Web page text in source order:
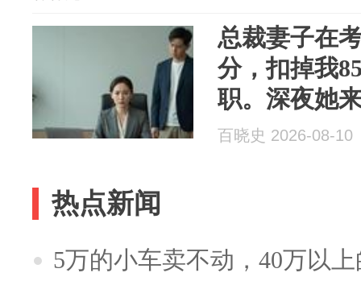
总裁妻子在
分，扣掉我
职。深夜她
你快回来推
百晓史 2026-08-10
热点新闻
5万的小车卖不动，40万以